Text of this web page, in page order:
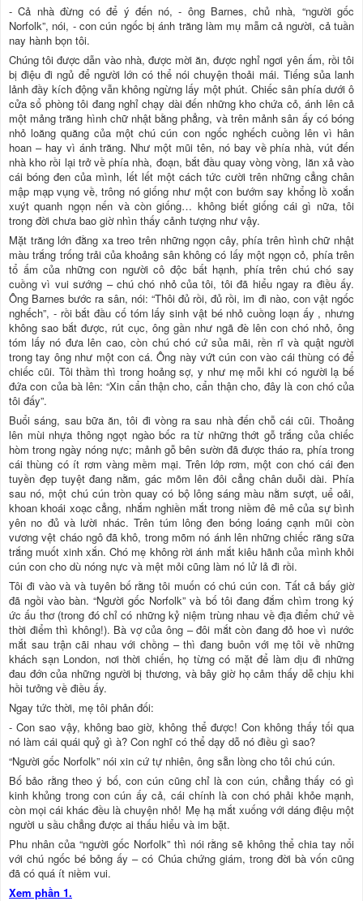
- Cả nhà đừng có để ý đến nó, - ông Barnes, chủ nhà, “người gốc
Norfolk”, nói, - con cún ngốc bị ánh trăng làm mụ mẫm cả người, cả tuần
nay hành bọn tôi.
Chúng tôi được dẫn vào nhà, được mời ăn, được nghỉ ngơi yên ấm, rồi tôi
bị điệu đi ngủ để người lớn có thể nói chuyện thoải mái. Tiếng sủa lanh
lảnh đầy kích động vẫn không ngừng lấy một phút. Chiếc sân phía dưới ô
cửa sổ phòng tôi đang nghỉ chạy dài đến những kho chứa cỏ, ánh lên cả
một mảng trăng hình chữ nhật bằng phẳng, và trên mảnh sân ấy có bóng
nhỏ loăng quăng của một chú cún con ngốc nghếch cuồng lên vì hân
hoan – hay vì ánh trăng. Như một mũi tên, nó bay về phía nhà, vút đến
nhà kho rồi lại trở về phía nhà, đoạn, bắt đầu quay vòng vòng, lăn xả vào
cái bóng đen của mình, lết lết một cách tức cười trên những cẳng chân
mập mạp vụng về, trông nó giống như một con bướm say khổng lồ xoắn
xuýt quanh ngọn nến và còn giống… không biết giống cái gì nữa, tôi
trong đời chưa bao giờ nhìn thấy cảnh tượng như vậy.
Mặt trăng lớn đằng xa treo trên những ngọn cây, phía trên hình chữ nhật
màu trắng trống trải của khoảng sân không có lấy một ngọn cỏ, phía trên
tổ ấm của những con người cô độc bất hạnh, phía trên chú chó say
cuồng vì vui sướng – chú chó nhỏ của tôi, tôi đã hiểu ngay ra điều ấy.
Ông Barnes bước ra sân, nói: “Thôi đủ rồi, đủ rồi, im đi nào, con vật ngốc
nghếch”, - rồi bắt đầu cố tóm lấy sinh vật bé nhỏ cuồng loạn ấy , nhưng
không sao bắt được, rút cục, ông gần như ngã đè lên con chó nhỏ, ông
tóm lấy nó đưa lên cao, còn chú chó cứ sủa mãi, rền rĩ và quật người
trong tay ông như một con cá. Ông này vứt cún con vào cái thùng có để
chiếc cũi. Tôi thầm thì trong hoảng sợ, y như mẹ mỗi khi có người lạ bế
đứa con của bà lên: “Xin cẩn thận cho, cẩn thận cho, đây là con chó của
tôi đấy”.
Buổi sáng, sau bữa ăn, tôi đi vòng ra sau nhà đến chỗ cái cũi. Thoảng
lên mùi nhựa thông ngọt ngào bốc ra từ những thớt gỗ trắng của chiếc
hòm trong ngày nóng nực; mảnh gỗ bên sườn đã được tháo ra, phía trong
cái thùng có ít rơm vàng mềm mại. Trên lớp rơm, một con chó cái đen
tuyền đẹp tuyệt đang nằm, gác mõm lên đôi cẳng chân duỗi dài. Phía
sau nó, một chú cún tròn quay có bộ lông sáng màu nằm sượt, uể oải,
khoan khoái xoạc cẳng, nhắm nghiền mắt trong niềm đê mê của sự bình
yên no đủ và lười nhác. Trên túm lông đen bóng loáng cạnh mũi còn
vương vệt cháo ngô đã khô, trong mõm nó ánh lên những chiếc răng sữa
trắng muốt xinh xắn. Chó mẹ không rời ánh mắt kiêu hãnh của mình khỏi
cún con cho dù nóng nực và mệt mỏi cũng làm nó lử lả đi rồi.
Tôi đi vào và và tuyên bố rằng tôi muốn có chú cún con. Tất cả bấy giờ
đã ngồi vào bàn. “Người gốc Norfolk” và bố tôi đang đắm chìm trong ký
ức ấu thơ (trong đó chỉ có những kỷ niệm trùng nhau về địa điểm chứ về
thời điểm thì không!). Bà vợ của ông – đôi mắt còn đang đỏ hoe vì nước
mắt sau trận cãi nhau với chồng – thì đang buôn với mẹ tôi về những
khách sạn London, nơi thời chiến, họ từng có mặt để làm dịu đi những
đau đớn của những người bị thương, và bây giờ họ cảm thấy dễ chịu khi
hồi tưởng về điều ấy.
Ngay tức thời, mẹ tôi phản đối:
- Con sao vậy, không bao giờ, không thể được! Con không thấy tối qua
nó làm cái quái quỷ gì à? Con nghĩ có thể dạy dỗ nó điều gì sao?
“Người gốc Norfolk” nói xin cứ tự nhiên, ông sẵn lòng cho tôi chú cún.
Bố bảo rằng theo ý bố, con cún cũng chỉ là con cún, chẳng thấy có gì
kinh khủng trong con cún ấy cả, cái chính là con chó phải khỏe mạnh,
còn mọi cái khác đều là chuyện nhỏ! Mẹ hạ mắt xuống với dáng điệu một
người u sầu chẳng được ai thấu hiểu và im bặt.
Phu nhân của “người gốc Norfolk” thì nói rằng sẽ không thể chia tay nổi
với chú ngốc bé bỏng ấy – có Chúa chứng giám, trong đời bà vốn cũng
đã có quá ít niềm vui.
Xem phần 1.